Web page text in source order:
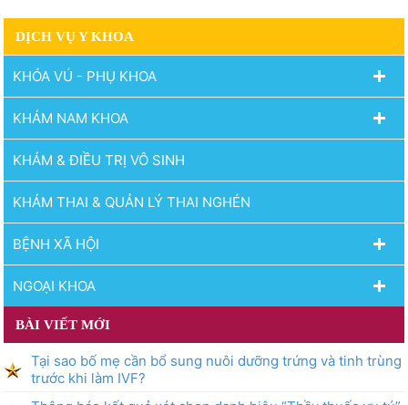
DỊCH VỤ Y KHOA
KHÓA VÚ - PHỤ KHOA
KHÁM NAM KHOA
KHÁM & ĐIỀU TRỊ VÔ SINH
KHÁM THAI & QUẢN LÝ THAI NGHÉN
BỆNH XÃ HỘI
NGOẠI KHOA
BÀI VIẾT MỚI
Tại sao bố mẹ cần bổ sung nuôi dưỡng trứng và tinh trùng
trước khi làm IVF?